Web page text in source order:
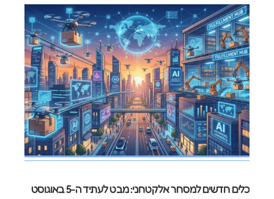
כלים חדשים למסחר אלקטרוני: מבט לעתיד ה-5 באוגוסט